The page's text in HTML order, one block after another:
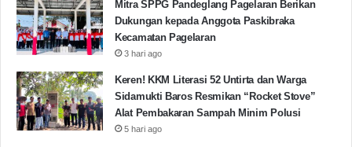
kapal tongkang diwilayah kabupaten Pandeglang yang
terdampar dari tahun 2018 hingga kini masih
dibiarkan, dan dari informasi nelayan tongkang yang
terdampar tersebut mengganggu aktivitas nelayan
sekitar,” pungkas Fikri yang dikenal memiliki nama
sapaan Boled dalam orasinya di depan Kantor Unit
Penyelenggara Pelabuhan (UPP) Kelas III Labuan.
Mitra SPPG Pandeglang Pagelaran Berikan
Dukungan kepada Anggota Paskibraka
Kecamatan Pagelaran
3 hari ago
Keren! KKM Literasi 52 Untirta dan Warga
Sidamukti Baros Resmikan “Rocket Stove”
Alat Pembakaran Sampah Minim Polusi
5 hari ago